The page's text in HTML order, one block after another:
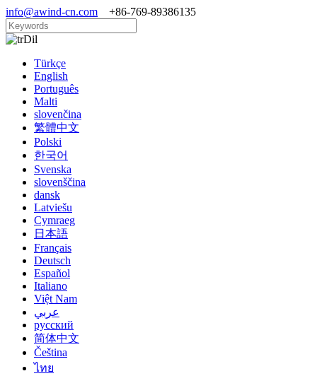
info@awind-cn.com +86-769-89386135
Dil
Türkçe
English
Português
Malti
slovenčina
繁體中文
Polski
한국어
Svenska
slovenščina
dansk
Latviešu
Cymraeg
日本語
Français
Deutsch
Español
Italiano
Việt Nam
عربي
русский
简体中文
Čeština
ไทย